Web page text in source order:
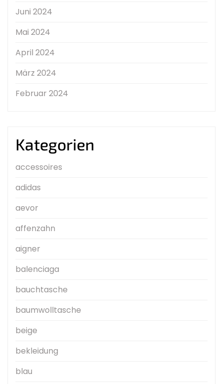
Juni 2024
Mai 2024
April 2024
März 2024
Februar 2024
Kategorien
accessoires
adidas
aevor
affenzahn
aigner
balenciaga
bauchtasche
baumwolltasche
beige
bekleidung
blau